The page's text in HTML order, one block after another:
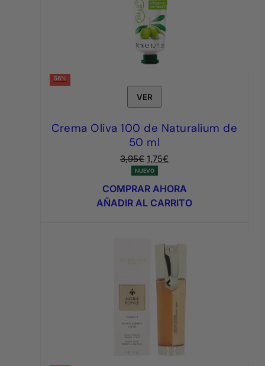
56%
VER
Crema Oliva 100 de Naturalium de
50 ml
3,95€ El
precio
original
era:
1,75€
actual
es:
NUEVO
COMPRAR AHORA
AÑADIR AL CARRITO